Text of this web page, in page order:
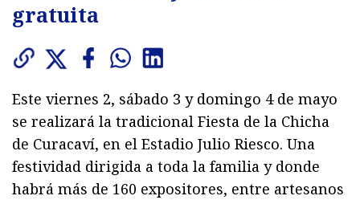
gratuita
Este viernes 2, sábado 3 y domingo 4 de mayo
se realizará la tradicional Fiesta de la Chicha
de Curacaví, en el Estadio Julio Riesco. Una
festividad dirigida a toda la familia y donde
habrá más de 160 expositores, entre artesanos